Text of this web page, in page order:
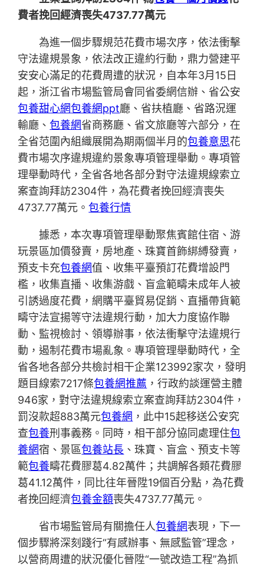
費者挽回經濟喪失4737.77萬元
為進一個步驟規范花費市場次序，依法衝擊
守法違規景象，依法改正違約行動，鼎力營建平
安安心滿足的花費周遭的狀況，自本年3月15日
起，浙江省市場監管局會同省委網信辦、省公安
包養甜心網包養網ppt廳、省扶植廳、省路況運
輸廳、包養網省商務廳、省文旅廳等六部分，在
全省范圍內組織展開為期兩個半月的包養意思花
費市場次序違規違約景象專項管理舉動。專項管
理舉動時代，全省各地各部分對守法違規線索立
案查詢拜訪2304件，為花費者挽回經濟喪失
4737.77萬元。包養行情
據悉，本次專項管理舉動聚焦賓館住宿、游
玩景區加價發賣，房地產、珠寶首飾綁縛發賣，
預支卡充包養網值、收集平臺預訂花費增設門
檻，收集直播、收集游戲、盲盒範疇未成年人被
引誘過度花費，網購平臺貿易促銷、直播帶貨範
疇守法宣揚等守法違規行動，加大力度協作聯
動、監視檢討、領導辦事，依法衝擊守法違規行
動，遏制花費市場亂象。專項管理舉動時代，全
省各地各部分共檢討相干企業123992家次，發明
題目線索7217條包養網推薦 ，行政約談運營主體
946家，對守法違規線索立案查詢拜訪2304件，
罰沒款超883萬元包養網 ，此中15起移送公安究
查包養刑事義務。同時，相干部分協同處理住包
養網宿、景區包養站長 、珠寶、盲盒、預支卡等
範包養疇花費膠葛4.82萬件；共調解各類花費膠
葛41.12萬件，同比往年晉陞19個百分點，為花費
者挽回經濟包養金額喪失4737.77萬元。
省市場監管局有關擔任人包養網表現，下一
個步驟將深刻踐行“有感辦事、無感監管”理念，
以營商周遭的狀況優化晉陞“一號改造工程”為抓